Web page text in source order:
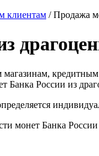
клиентам /Продажа
магазинам,
Банка России из
монет Банка